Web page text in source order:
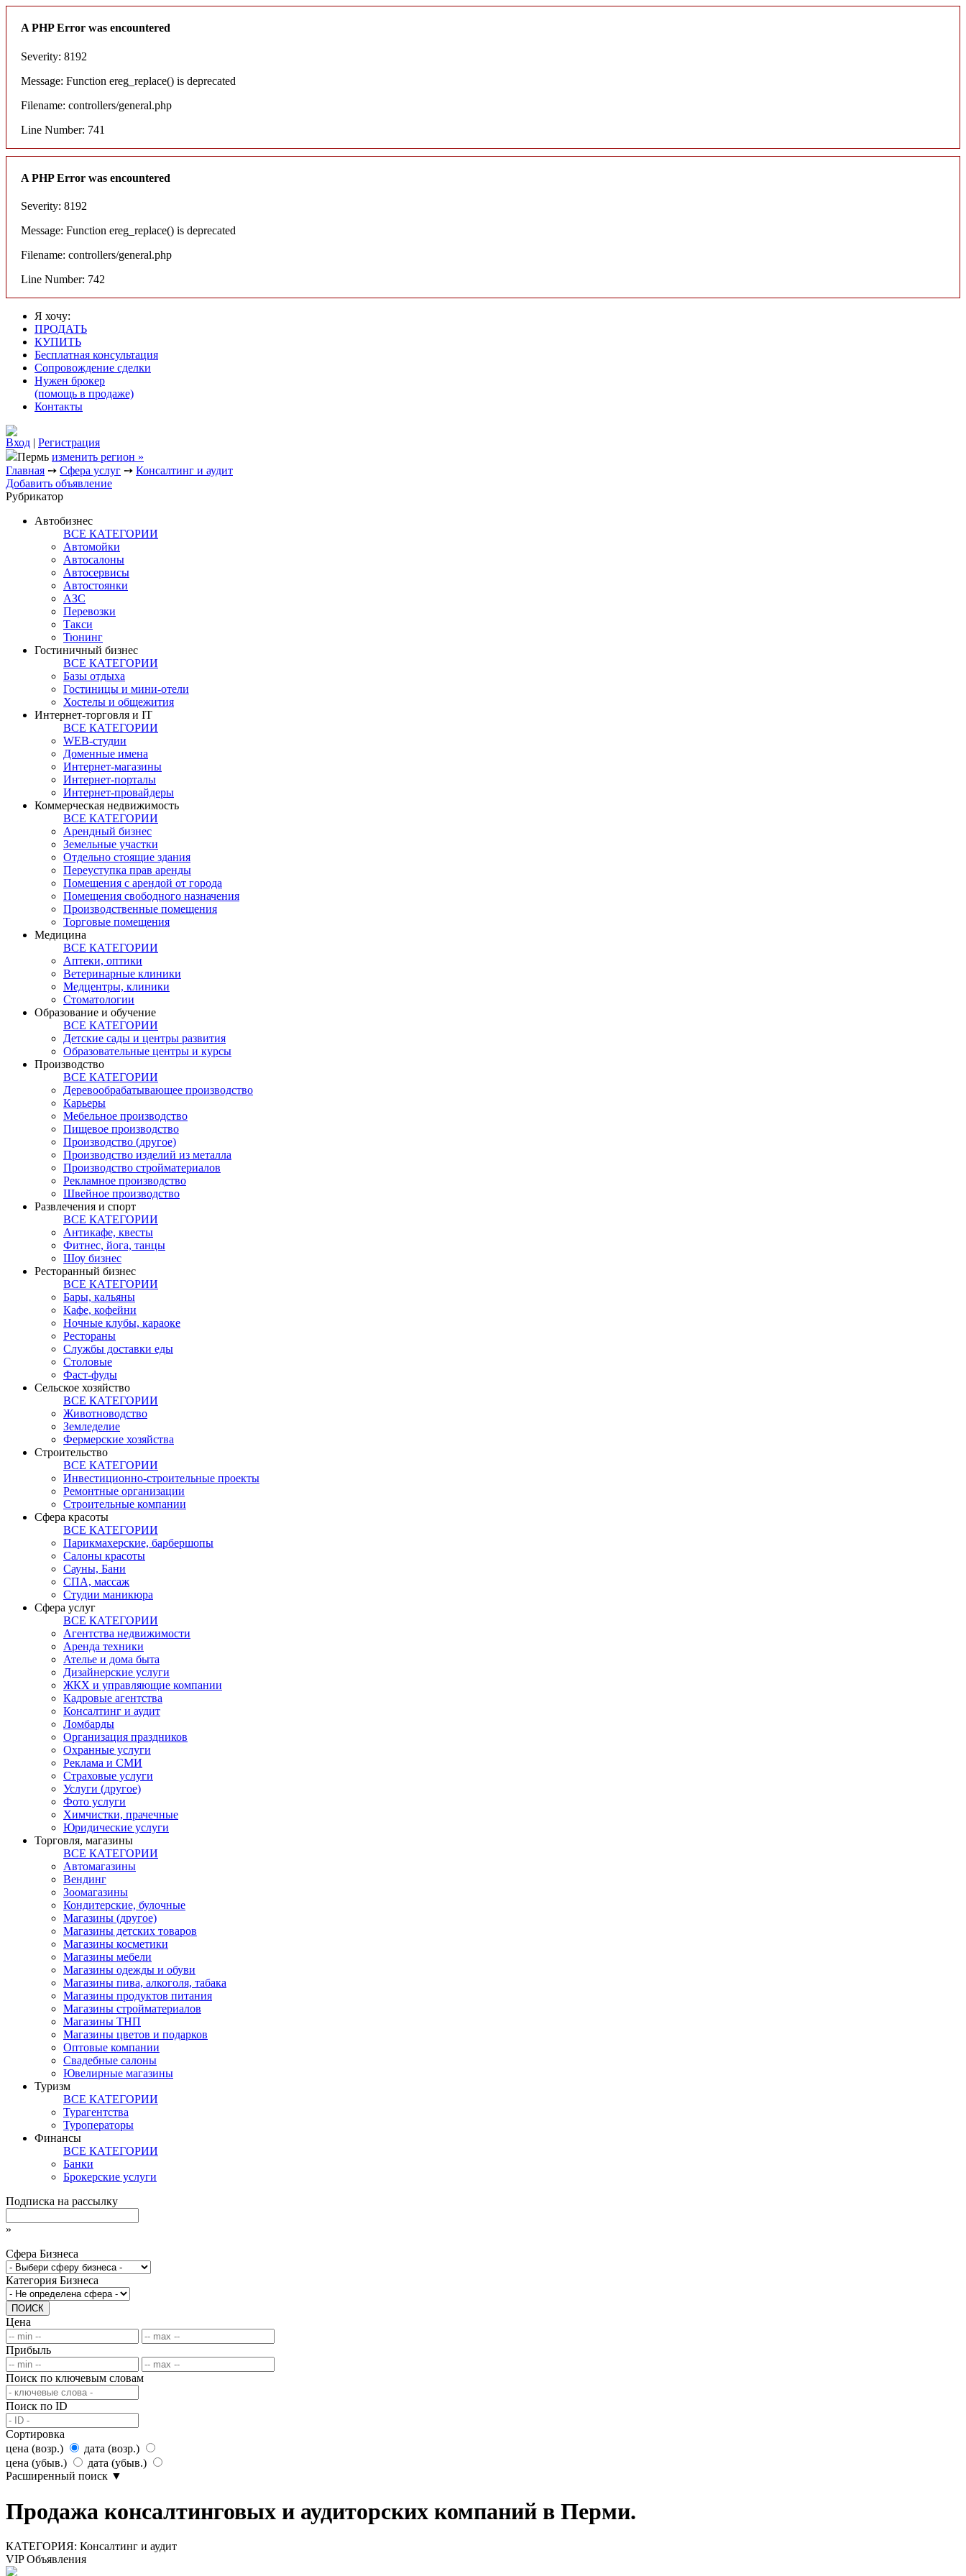
A PHP Error was encountered
Severity: 8192
Message: Function ereg_replace() is deprecated
Filename: controllers/general.php
Line Number: 741
A PHP Error was encountered
Severity: 8192
Message: Function ereg_replace() is deprecated
Filename: controllers/general.php
Line Number: 742
Я хочу:
ПРОДАТЬ
КУПИТЬ
Бесплатная консультация
Сопровождение сделки
Нужен брокер
(помощь в продаже)
Контакты
Вход | Регистрация
Пермь изменить регион »
Главная ➙ Сфера услуг ➙ Консалтинг и аудит
Добавить объявление
Рубрикатор
Автобизнес
ВСЕ КАТЕГОРИИ
Автомойки
Автосалоны
Автосервисы
Автостоянки
АЗС
Перевозки
Такси
Тюнинг
Гостиничный бизнес
ВСЕ КАТЕГОРИИ
Базы отдыха
Гостиницы и мини-отели
Хостелы и общежития
Интернет-торговля и IT
ВСЕ КАТЕГОРИИ
WEB-студии
Доменные имена
Интернет-магазины
Интернет-порталы
Интернет-провайдеры
Коммерческая недвижимость
ВСЕ КАТЕГОРИИ
Арендный бизнес
Земельные участки
Отдельно стоящие здания
Переуступка прав аренды
Помещения с арендой от города
Помещения свободного назначения
Производственные помещения
Торговые помещения
Медицина
ВСЕ КАТЕГОРИИ
Аптеки, оптики
Ветеринарные клиники
Медцентры, клиники
Стоматологии
Образование и обучение
ВСЕ КАТЕГОРИИ
Детские сады и центры развития
Образовательные центры и курсы
Производство
ВСЕ КАТЕГОРИИ
Деревообрабатывающее производство
Карьеры
Мебельное производство
Пищевое производство
Производство (другое)
Производство изделий из металла
Производство стройматериалов
Рекламное производство
Швейное производство
Развлечения и спорт
ВСЕ КАТЕГОРИИ
Антикафе, квесты
Фитнес, йога, танцы
Шоу бизнес
Ресторанный бизнес
ВСЕ КАТЕГОРИИ
Бары, кальяны
Кафе, кофейни
Ночные клубы, караоке
Рестораны
Службы доставки еды
Столовые
Фаст-фуды
Сельское хозяйство
ВСЕ КАТЕГОРИИ
Животноводство
Земледелие
Фермерские хозяйства
Строительство
ВСЕ КАТЕГОРИИ
Инвестиционно-строительные проекты
Ремонтные организации
Строительные компании
Сфера красоты
ВСЕ КАТЕГОРИИ
Парикмахерские, барбершопы
Салоны красоты
Сауны, Бани
СПА, массаж
Студии маникюра
Сфера услуг
ВСЕ КАТЕГОРИИ
Агентства недвижимости
Аренда техники
Ателье и дома быта
Дизайнерские услуги
ЖКХ и управляющие компании
Кадровые агентства
Консалтинг и аудит
Ломбарды
Организация праздников
Охранные услуги
Реклама и СМИ
Страховые услуги
Услуги (другое)
Фото услуги
Химчистки, прачечные
Юридические услуги
Торговля, магазины
ВСЕ КАТЕГОРИИ
Автомагазины
Вендинг
Зоомагазины
Кондитерские, булочные
Магазины (другое)
Магазины детских товаров
Магазины косметики
Магазины мебели
Магазины одежды и обуви
Магазины пива, алкоголя, табака
Магазины продуктов питания
Магазины стройматериалов
Магазины ТНП
Магазины цветов и подарков
Оптовые компании
Свадебные салоны
Ювелирные магазины
Туризм
ВСЕ КАТЕГОРИИ
Турагентства
Туроператоры
Финансы
ВСЕ КАТЕГОРИИ
Банки
Брокерские услуги
Подписка на рассылку
»
Сфера Бизнеса
Категория Бизнеса
ПОИСК
Цена
Прибыль
Поиск по ключевым словам
Поиск по ID
Сортировка
цена (возр.)
дата (возр.)
цена (убыв.)
дата (убыв.)
Расширенный поиск ▼
Продажа консалтинговых и аудиторских компаний в Перми.
КАТЕГОРИЯ: Консалтинг и аудит
VIP Объявления